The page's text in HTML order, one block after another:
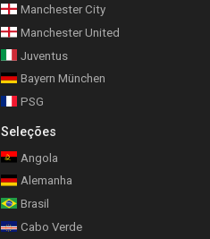
Manchester City
Manchester United
Juventus
Bayern München
PSG
Seleções
Angola
Alemanha
Brasil
Cabo Verde